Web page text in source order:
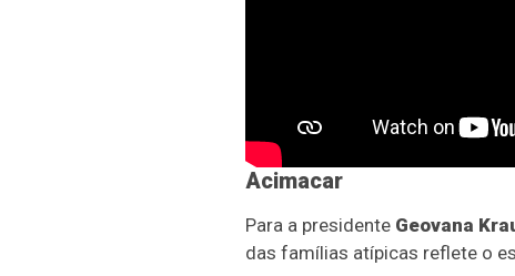
Acimacar
Para a presidente Geovana
das famílias atípicas reflete o